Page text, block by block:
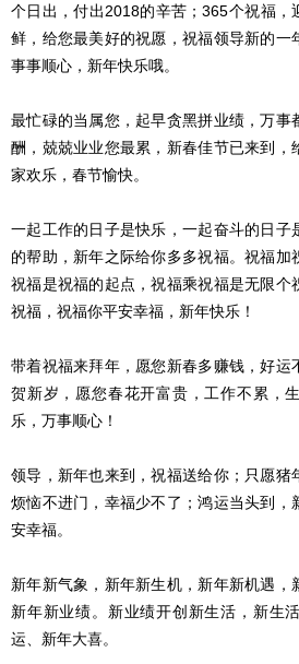
个日出，付出2018的辛苦；365个祝福，
鲜，给您最美好的祝愿，祝福领导新的一
事事顺心，新年快乐哦。
最忙碌的当属您，起早贪黑拼业绩，万事
酬，兢兢业业您最累，新春佳节已来到，
家欢乐，春节愉快。
一起工作的日子是快乐，一起奋斗的日子
的帮助，新年之际给你多多祝福。祝福加
祝福是祝福的起点，祝福乘祝福是无限个
祝福，祝福你平安幸福，新年快乐！
带着祝福来拜年，愿您新春多赚钱，好运
贺新岁，愿您春花开富贵，工作不累，
乐，万事顺心！
领导，新年也来到，祝福送给你；只愿猪
烦恼不进门，幸福少不了；鸿运当头到，
安幸福。
新年新气象，新年新生机，新年新机遇，
新年新业绩。新业绩开创新生活，新生
运、新年大喜。